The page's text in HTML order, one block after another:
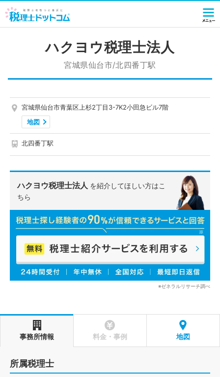
ハクヨウ税理士法人
宮城県仙台市/北四番丁駅
宮城県仙台市青葉区上杉2丁目3-7K2小田急ビル7階
地図
北四番丁駅
ハクヨウ税理士法人 を紹介してほしい方はこ
ちら
※ゼネラルリサーチ調べ
事務所情報 料金・事例 地図
所属税理士